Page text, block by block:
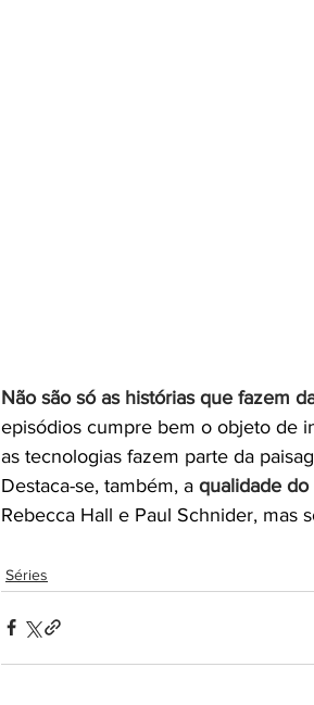
Não são só as histórias que fazem
episódios cumpre bem o objeto de
as tecnologias fazem parte da
Destaca-se, também, a qualidade do
Rebecca Hall e Paul Schnider, mas
Séries